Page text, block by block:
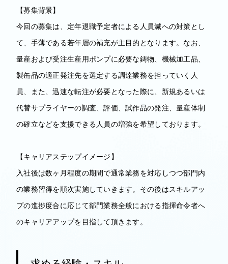
【募集背景】
今回の募集は、定年退職予定者による人員減への対策とし
て、手薄である若年層の補充が主目的となります。なお、
量産および受注生産用ポンプに必要な鋳物、機械加工品、
製缶品の適正発注先を選定する調達業務を担っていく人
員、また、迅速な転注が必要となった際に、新規あるいは
代替サプライヤーの調査、評価、試作品の発注、量産体制
の確立などを支援できる人員の増強を希望しております。
【キャリアステップイメージ】
入社後は数ヶ月程度の期間で通常業務を対応しつつ部門内
の業務習得を順次実施していきます。その後はスキルアッ
プの進捗度合に応じて部門業務全般における指揮命令者へ
のキャリアアップを目指して頂きます。